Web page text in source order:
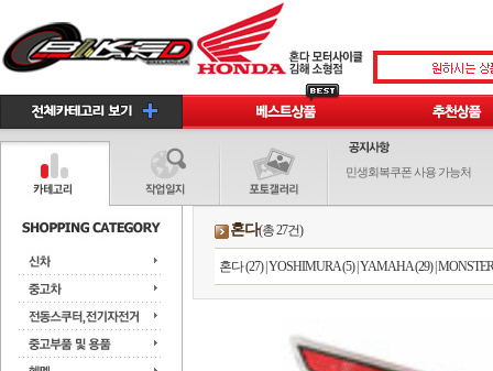
민생회복쿠폰 사용 가능처
혼다(총 27건)
혼다 (27)|YOSHIMURA (5)|YAMAHA (29)|